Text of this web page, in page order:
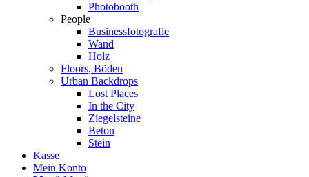
Photobooth
People
Businessfotografie
Wand
Holz
Floors, Böden
Urban Backdrops
Lost Places
In the City
Ziegelsteine
Beton
Stein
Kasse
Mein Konto